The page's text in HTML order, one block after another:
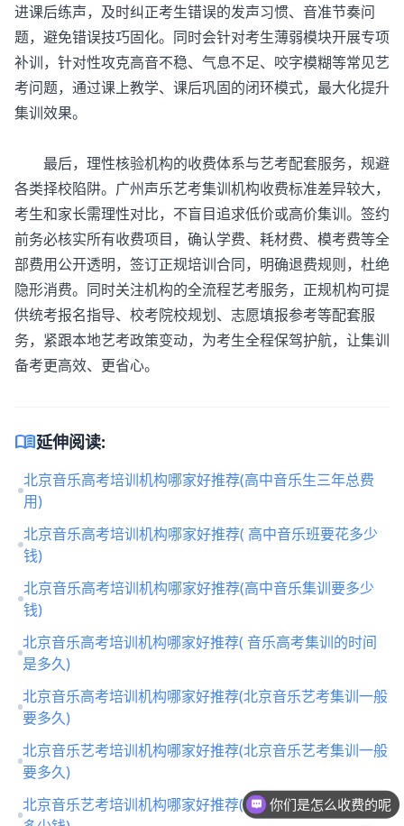
进课后练声，及时纠正考生错误的发声习惯、音准节奏问
题，避免错误技巧固化。同时会针对考生薄弱模块开展专项
补训，针对性攻克高音不稳、气息不足、咬字模糊等常见艺
考问题，通过课上教学、课后巩固的闭环模式，最大化提升
集训效果。
最后，理性核验机构的收费体系与艺考配套服务，规避
各类择校陷阱。广州声乐艺考集训机构收费标准差异较大，
考生和家长需理性对比，不盲目追求低价或高价集训。签约
前务必核实所有收费项目，确认学费、耗材费、模考费等全
部费用公开透明，签订正规培训合同，明确退费规则，杜绝
隐形消费。同时关注机构的全流程艺考服务，正规机构可提
供统考报名指导、校考院校规划、志愿填报参考等配套服
务，紧跟本地艺考政策变动，为考生全程保驾护航，让集训
备考更高效、更省心。
menu_book延伸阅读:
北京音乐高考培训机构哪家好推荐(高中音乐生三年总费
用)
北京音乐高考培训机构哪家好推荐( 高中音乐班要花多少
钱)
北京音乐高考培训机构哪家好推荐(高中音乐集训要多少
钱)
北京音乐高考培训机构哪家好推荐( 音乐高考集训的时间
是多久)
北京音乐高考培训机构哪家好推荐(北京音乐艺考集训一般
要多久)
北京音乐艺考培训机构哪家好推荐(北京音乐艺考集训一般
要多久)
北京音乐艺考培训机构哪家好推荐(北京音乐艺考集训一般
你们是怎么收费的呢